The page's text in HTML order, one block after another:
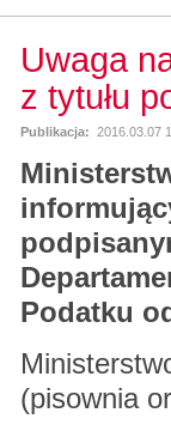
Uwaga
z tytułu
Publikacja: 2016.03.07
Podatku
(pisownia